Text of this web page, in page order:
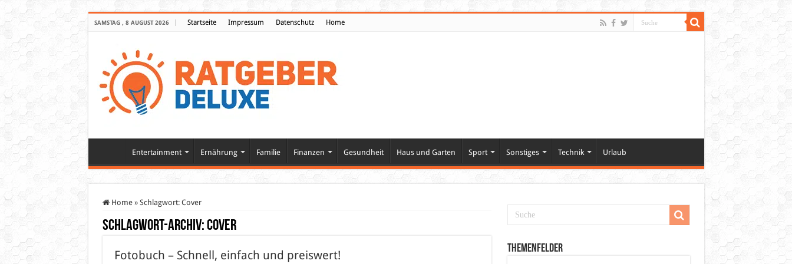
SAMSTAG , 8 AUGUST 2026 Startseite Impressum Datenschutz Home
Entertainment Ernährung Familie Finanzen Gesundheit Haus und Garten Sport Sonstiges Technik Urlaub
Home » Schlagwort: Cover
Schlagwort-Archiv:Cover
Fotobuch – Schnell, einfach und preiswert! Themenfelder